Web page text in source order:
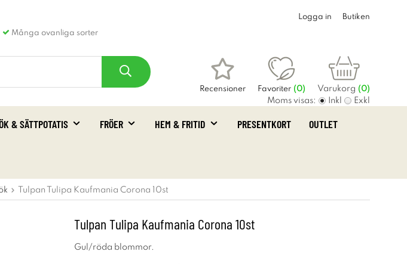
Många ovanliga sorter
Logga in Butiken
Recensioner Favoriter (0) Varukorg (0)
Moms visas: Inkl Exkl
& SÄTTPOTATIS FRÖER HEM & FRITID PRESENTKORT OUTLET
Tulpan Tulipa Kaufmania Corona 10st
Tulpan Tulipa Kaufmania Corona 10st
Gul/röda blommor.